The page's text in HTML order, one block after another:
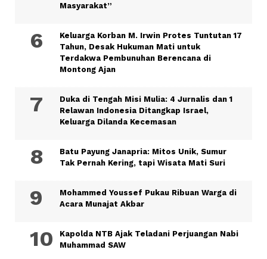
Masyarakat”
Keluarga Korban M. Irwin Protes Tuntutan 17
Tahun, Desak Hukuman Mati untuk
Terdakwa Pembunuhan Berencana di
Montong Ajan
Duka di Tengah Misi Mulia: 4 Jurnalis dan 1
Relawan Indonesia Ditangkap Israel,
Keluarga Dilanda Kecemasan
Batu Payung Janapria: Mitos Unik, Sumur
Tak Pernah Kering, tapi Wisata Mati Suri
Mohammed Youssef Pukau Ribuan Warga di
Acara Munajat Akbar
Kapolda NTB Ajak Teladani Perjuangan Nabi
Muhammad SAW